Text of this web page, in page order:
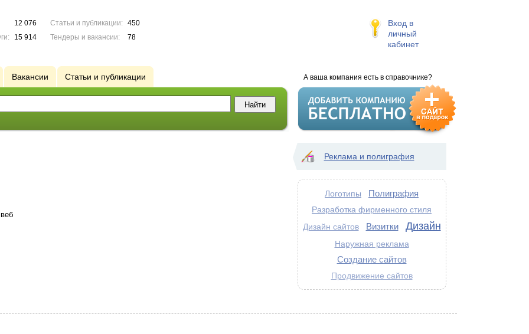
12 076
15 914
Статьи и публикации:
450
Тендеры и вакансии:
78
Вход в
личный
кабинет
А ваша компания есть в справочнике?
Вакансии Статьи и публикации
Реклама и полиграфия
Логотипы Полиграфия
Разработка фирменного стиля
Дизайн сайтов
Визитки Дизайн
Наружная реклама
Создание сайтов
Продвижение сайтов